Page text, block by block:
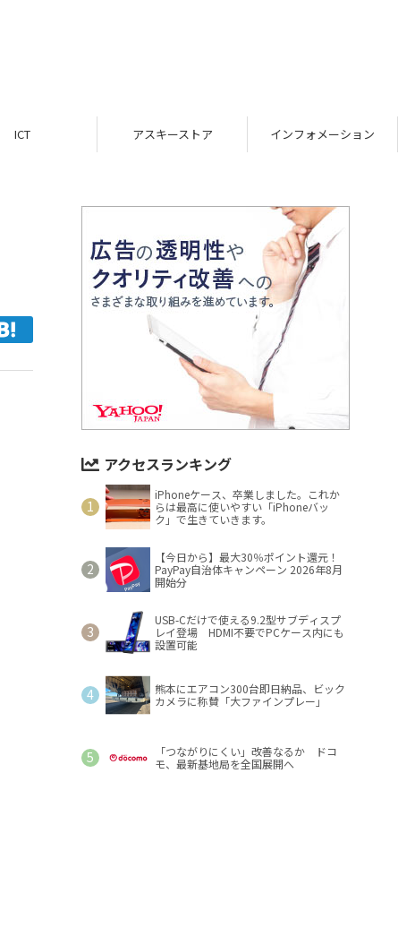
ICT アスキーストア インフォメーション
アクセスランキング
iPhoneケース、卒業しました。これか
らは最高に使いやすい「iPhoneバッ
ク」で生きていきます。
【今日から】最大30％ポイント還元！
PayPay自治体キャンペーン 2026年8月
開始分
USB-Cだけで使える9.2型サブディスプ
レイ登場 HDMI不要でPCケース内にも
設置可能
熊本にエアコン300台即日納品、ビック
カメラに称賛「大ファインプレー」
「つながりにくい」改善なるか ドコ
モ、最新基地局を全国展開へ